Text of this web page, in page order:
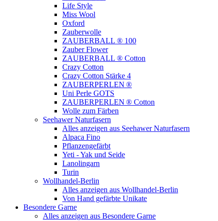
Life Style
Miss Wool
Oxford
Zauberwolle
ZAUBERBALL ® 100
Zauber Flower
ZAUBERBALL ® Cotton
Crazy Cotton
Crazy Cotton Stärke 4
ZAUBERPERLEN ®
Uni Perle GOTS
ZAUBERPERLEN ® Cotton
Wolle zum Färben
Seehawer Naturfasern
Alles anzeigen aus Seehawer Naturfasern
Alpaca Fino
Pflanzengefärbt
Yeti - Yak und Seide
Lanolingarn
Turin
Wollhandel-Berlin
Alles anzeigen aus Wollhandel-Berlin
Von Hand gefärbte Unikate
Besondere Garne
Alles anzeigen aus Besondere Garne